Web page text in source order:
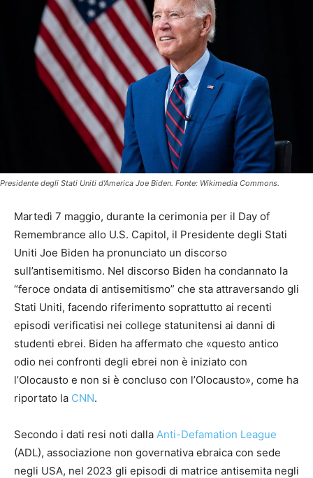
Presidente degli Stati Uniti d'America Joe Biden. Fonte: Wikimedia Commons.
Martedì 7 maggio, durante la cerimonia per il Day of
Remembrance allo U.S. Capitol, il Presidente degli Stati
Uniti Joe Biden ha pronunciato un discorso
sull’antisemitismo. Nel discorso Biden ha condannato la
“feroce ondata di antisemitismo” che sta attraversando gli
Stati Uniti, facendo riferimento soprattutto ai recenti
episodi verificatisi nei college statunitensi ai danni di
studenti ebrei. Biden ha affermato che «questo antico
odio nei confronti degli ebrei non è iniziato con
l’Olocausto e non si è concluso con l’Olocausto», come ha
riportato la CNN.
Secondo i dati resi noti dalla Anti-Defamation League
(ADL), associazione non governativa ebraica con sede
negli USA, nel 2023 gli episodi di matrice antisemita negli